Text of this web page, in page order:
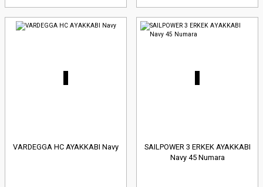
VARDEGGA HC AYAKKABI Navy
SAILPOWER 3 ERKEK AYAKKABI
Navy 45 Numara